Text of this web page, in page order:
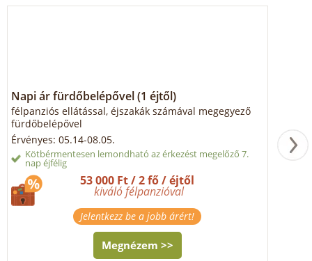
Napi ár fürdőbelépővel (1 éjtől)
félpanziós ellátással, éjszakák számával megegyező
fürdőbelépővel
Érvényes: 05.14-08.05.
Kötbérmentesen lemondható az érkezést megelőző 7.
nap éjfélig
53 000 Ft / 2 fő / éjtől
kiváló félpanzióval
Jelentkezz be a jobb árért!
Megnézem >>